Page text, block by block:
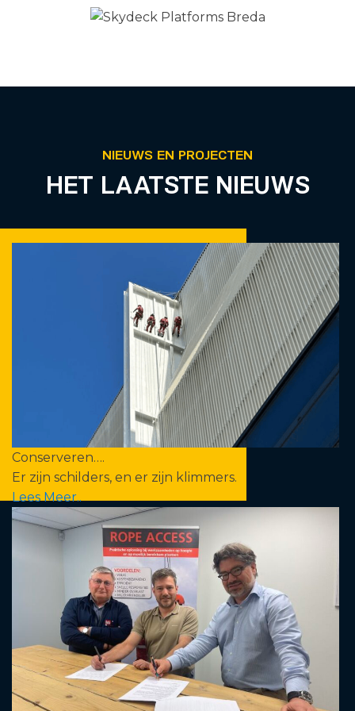
NIEUWS EN PROJECTEN
HET LAATSTE NIEUWS
Conserveren….
Er zijn schilders, en er zijn klimmers.
Lees Meer..